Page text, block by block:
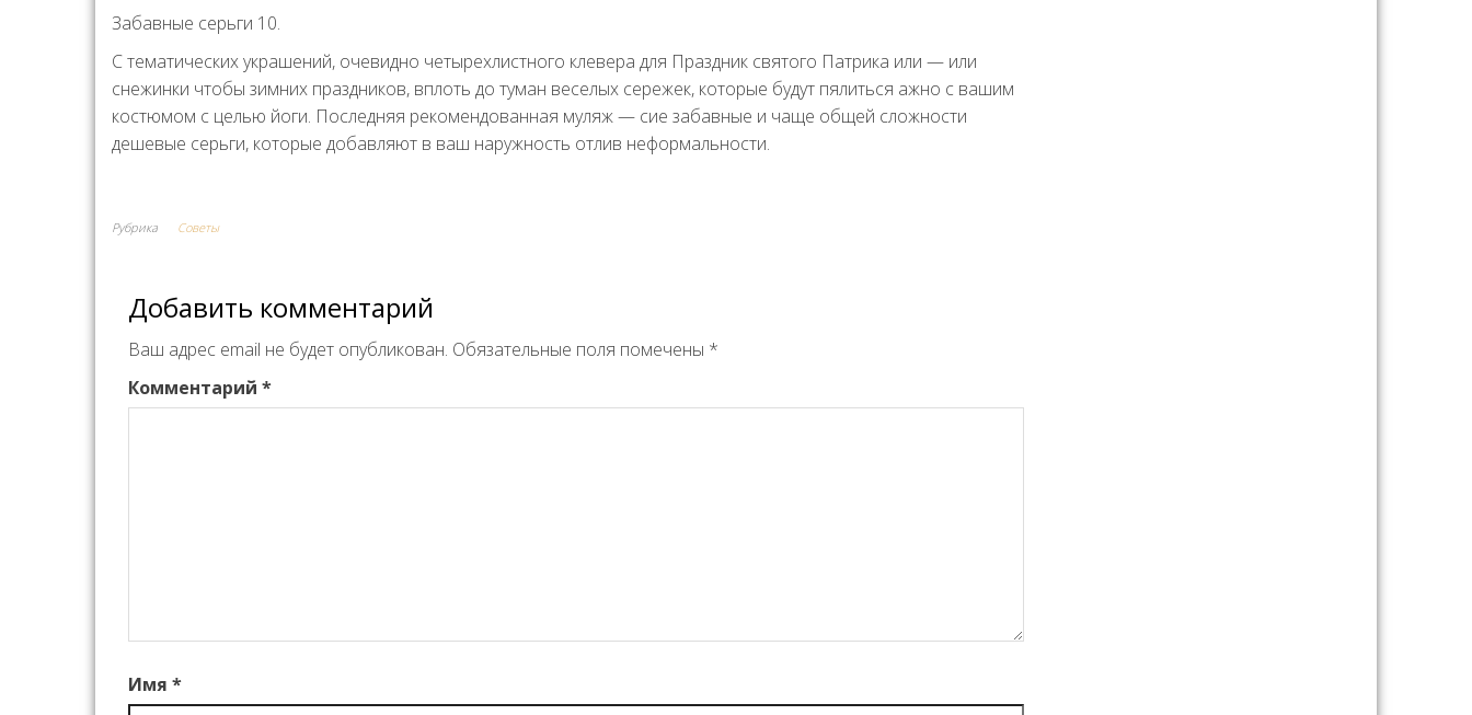
Забавные серьги 10.
С тематических украшений, очевидно четырехлистного клевера для Праздник святого Патрика или — или
снежинки чтобы зимних праздников, вплоть до туман веселых сережек, которые будут пялиться ажно с вашим
костюмом с целью йоги. Последняя рекомендованная муляж — сие забавные и чаще общей сложности
дешевые серьги, которые добавляют в ваш наружность отлив неформальности.
Рубрика Советы
Добавить комментарий
Ваш адрес email не будет опубликован. Обязательные поля помечены *
Комментарий *
Имя *